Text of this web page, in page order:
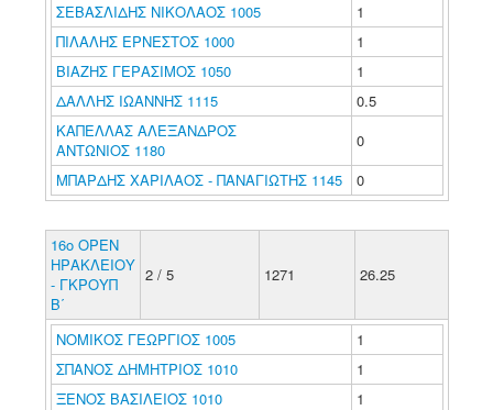
ΣΕΒΑΣΛΙΔΗΣ ΝΙΚΟΛΑΟΣ 1005
1
ΠΙΛΑΛΗΣ ΕΡΝΕΣΤΟΣ 1000
1
ΒΙΑΖΗΣ ΓΕΡΑΣΙΜΟΣ 1050
1
ΔΑΛΛΗΣ ΙΩΑΝΝΗΣ 1115
0.5
ΚΑΠΕΛΛΑΣ ΑΛΕΞΑΝΔΡΟΣ
ΑΝΤΩΝΙΟΣ 1180
0
ΜΠΑΡΔΗΣ ΧΑΡΙΛΑΟΣ - ΠΑΝΑΓΙΩΤΗΣ 1145
0
16ο ΟΡΕΝ
ΗΡΑΚΛΕΙΟΥ
- ΓΚΡΟΥΠ
Β΄
2 / 5 1271 26.25
ΝΟΜΙΚΟΣ ΓΕΩΡΓΙΟΣ 1005
1
ΣΠΑΝΟΣ ΔΗΜΗΤΡΙΟΣ 1010
1
ΞΕΝΟΣ ΒΑΣΙΛΕΙΟΣ 1010
1